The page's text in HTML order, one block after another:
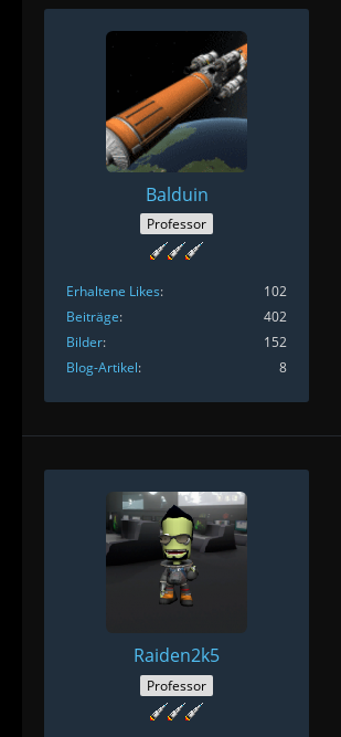
Balduin
Professor
Erhaltene Likes
102
Beiträge
402
Bilder
152
Blog-Artikel
8
Raiden2k5
Professor